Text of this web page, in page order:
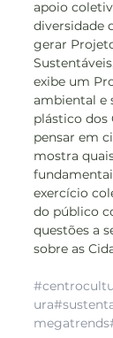
apoio
diversidade
gerar
exibe um
ambiental e
plástico dos
pensar em
mostra
exercício
do público
questões a
sobre as
ura
megatrends